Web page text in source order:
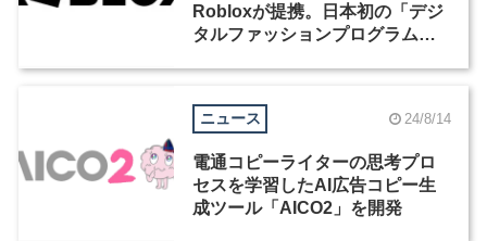
Robloxが提携。日本初の「デジ
タルファッションプログラム」
ニュース 24/8/14
電通コピーライターの思考プロ
セスを学習したAI広告コピー生
成ツール「AICO2」を開発